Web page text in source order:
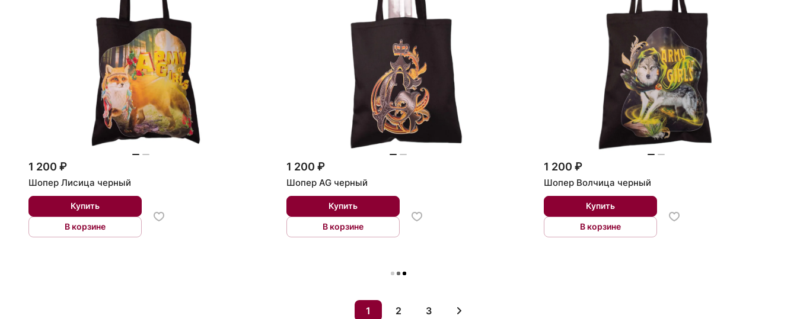
1 200 ₽
Шопер Лисица черный
Купить
В корзине
1 200 ₽
Шопер AG черный
Купить
В корзине
1 200 ₽
Шопер Волчица черный
Купить
В корзине
Загрузить еще
1 2 3